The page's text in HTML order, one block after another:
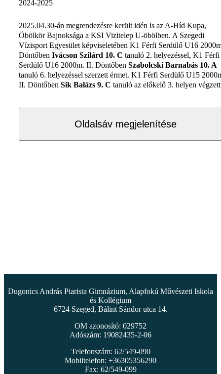
2024-2025
2025.04.30-án megrendezésre került idén is az A-Híd Kupa,
Öbölkör Bajnoksága a KSI Vizitelep U-öbölben. A Szegedi
Vízisport Egyesület képviseletében K1 Férfi Serdülő U16
Döntőben Ivácson Szilárd 10. C tanuló 2. helyezéssel, K1 Férfi
Serdülő U16 2000m. II. Döntőben Szabolcski Barnabás 10. A
tanuló 6. helyezéssel szerzett érmet. K1 Férfi Serdülő U15
II. Döntőben Sík Balázs 9. C tanuló az előkelő 3. helyen
Oldalsáv megjelenítése
Dugonics András Piarista Gimnázium, Alapfokú Művészeti Iskola
és Kollégium
6724 Szeged, Bálint Sándor utca 14.
OM azonosító: 029752
Adószám: 19082435-2-06
Telefonszám: 62/549-090
Mobiltelefon: +36305356290
Fax: 62/549-099